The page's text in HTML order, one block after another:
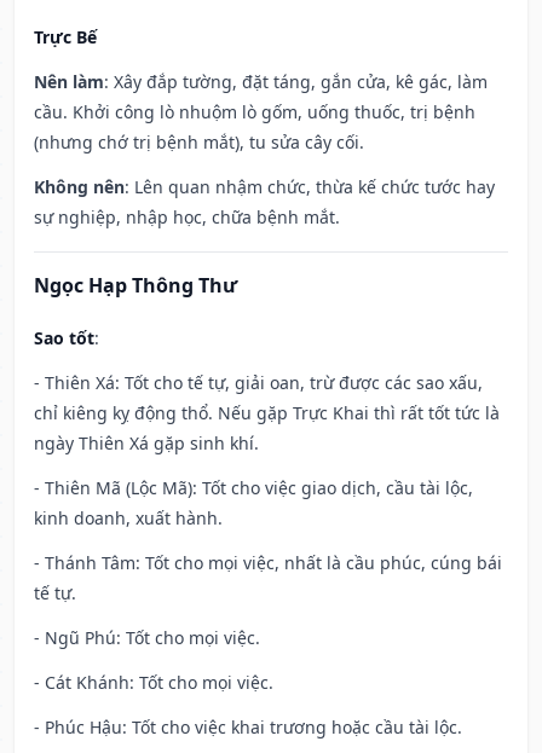
Trực Bế
Nên làm: Xây đắp tường, đặt táng, gắn cửa, kê gác, làm
cầu. Khởi công lò nhuộm lò gốm, uống thuốc, trị bệnh
(nhưng chớ trị bệnh mắt), tu sửa cây cối.
Không nên: Lên quan nhậm chức, thừa kế chức tước hay
sự nghiệp, nhập học, chữa bệnh mắt.
Ngọc Hạp Thông Thư
Sao tốt:
- Thiên Xá: Tốt cho tế tự, giải oan, trừ được các sao xấu,
chỉ kiêng kỵ động thổ. Nếu gặp Trực Khai thì rất tốt tức là
ngày Thiên Xá gặp sinh khí.
- Thiên Mã (Lộc Mã): Tốt cho việc giao dịch, cầu tài lộc,
kinh doanh, xuất hành.
- Thánh Tâm: Tốt cho mọi việc, nhất là cầu phúc, cúng bái
tế tự.
- Ngũ Phú: Tốt cho mọi việc.
- Cát Khánh: Tốt cho mọi việc.
- Phúc Hậu: Tốt cho việc khai trương hoặc cầu tài lộc.